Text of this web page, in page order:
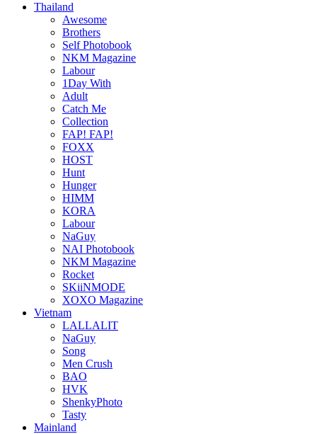
Thailand
Awesome
Brothers
Self Photobook
NKM Magazine
Labour
1Day With
Adult
Catch Me
Collection
FAP! FAP!
FOXX
HOST
Hunt
Hunger
HIMM
KORA
Labour
NaGuy
NAI Photobook
NKM Magazine
Rocket
SKiiNMODE
XOXO Magazine
Vietnam
LALLALIT
NaGuy
Song
Men Crush
BAO
HVK
ShenkyPhoto
Tasty
Mainland